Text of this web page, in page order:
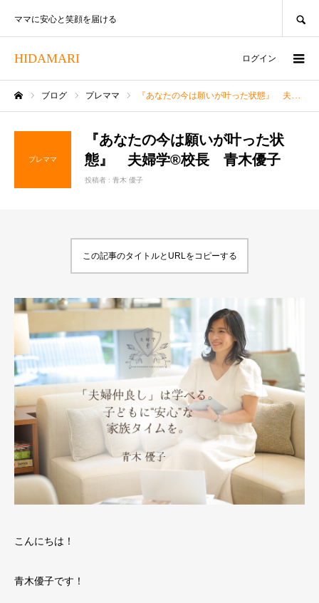
HIDAMARI
ママに安心と笑顔を届ける
ログイン
ブログ プレママ 『あなたの今は願いが叶った状態』 夫婦学®校長 青木優子
プレママ
『あなたの今は願いが叶った状
態』 夫婦学®校長 青木優子
投稿者 : 青木 優子
この記事のタイトルとURLをコピーする
こんにちは！
青木優子です！